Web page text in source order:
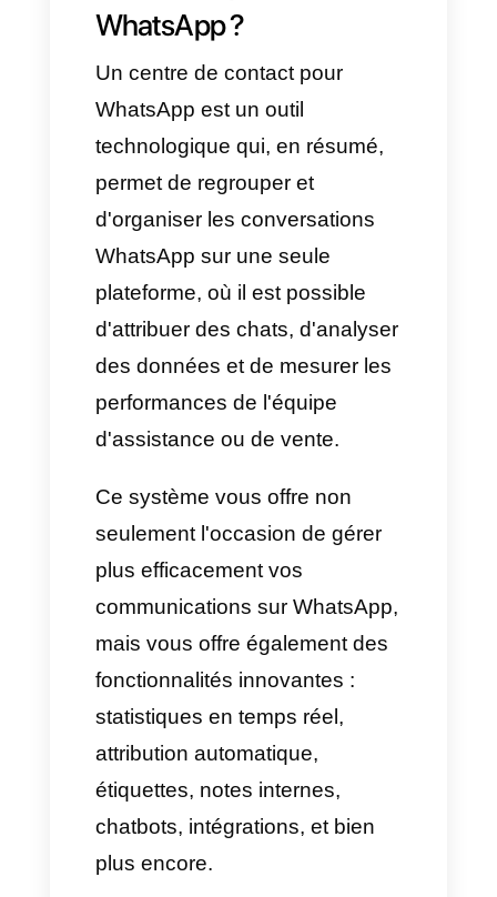
Accessibilité immédiate
personnalisées
Taux d'ouverture plus élevé
par rapport aux e-mails
Intégration avec des outils
d'automatisation et
d'intelligence artificielle
Chatbots et flux de
conversation
Campagnes marketing
Qu'est-ce qu'un centre
de contact pour
WhatsApp ?
Un centre de contact pour
WhatsApp est un outil